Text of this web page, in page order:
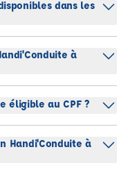
dans les
à
éligible au CPF ?
Handi'Conduite à